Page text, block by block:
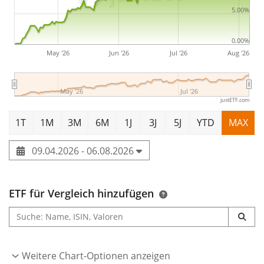
May '26 Jun '26 Jul '26 Aug '26
May '26 Jul '26
0.00%
5.00%
justETF.com
1T 1M 3M 6M 1J 3J 5J YTD MAX
09.04.2026 - 06.08.2026
ETF für Vergleich hinzufügen
Weitere Chart-Optionen anzeigen